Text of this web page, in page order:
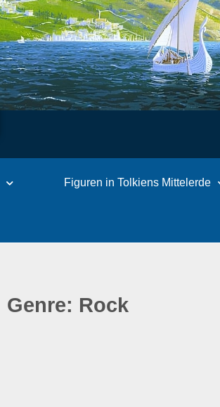
Figuren in Tolkiens Mittelerde
Genre: Rock